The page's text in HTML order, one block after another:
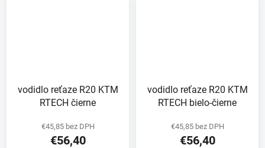
vodidlo reťaze R20 KTM
RTECH čierne
€45,85 bez DPH
€56,40
vodidlo reťaze R20 KTM
RTECH bielo-čierne
€45,85 bez DPH
€56,40